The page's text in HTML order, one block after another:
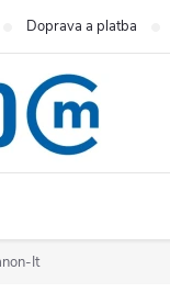
Doprava a platba
It